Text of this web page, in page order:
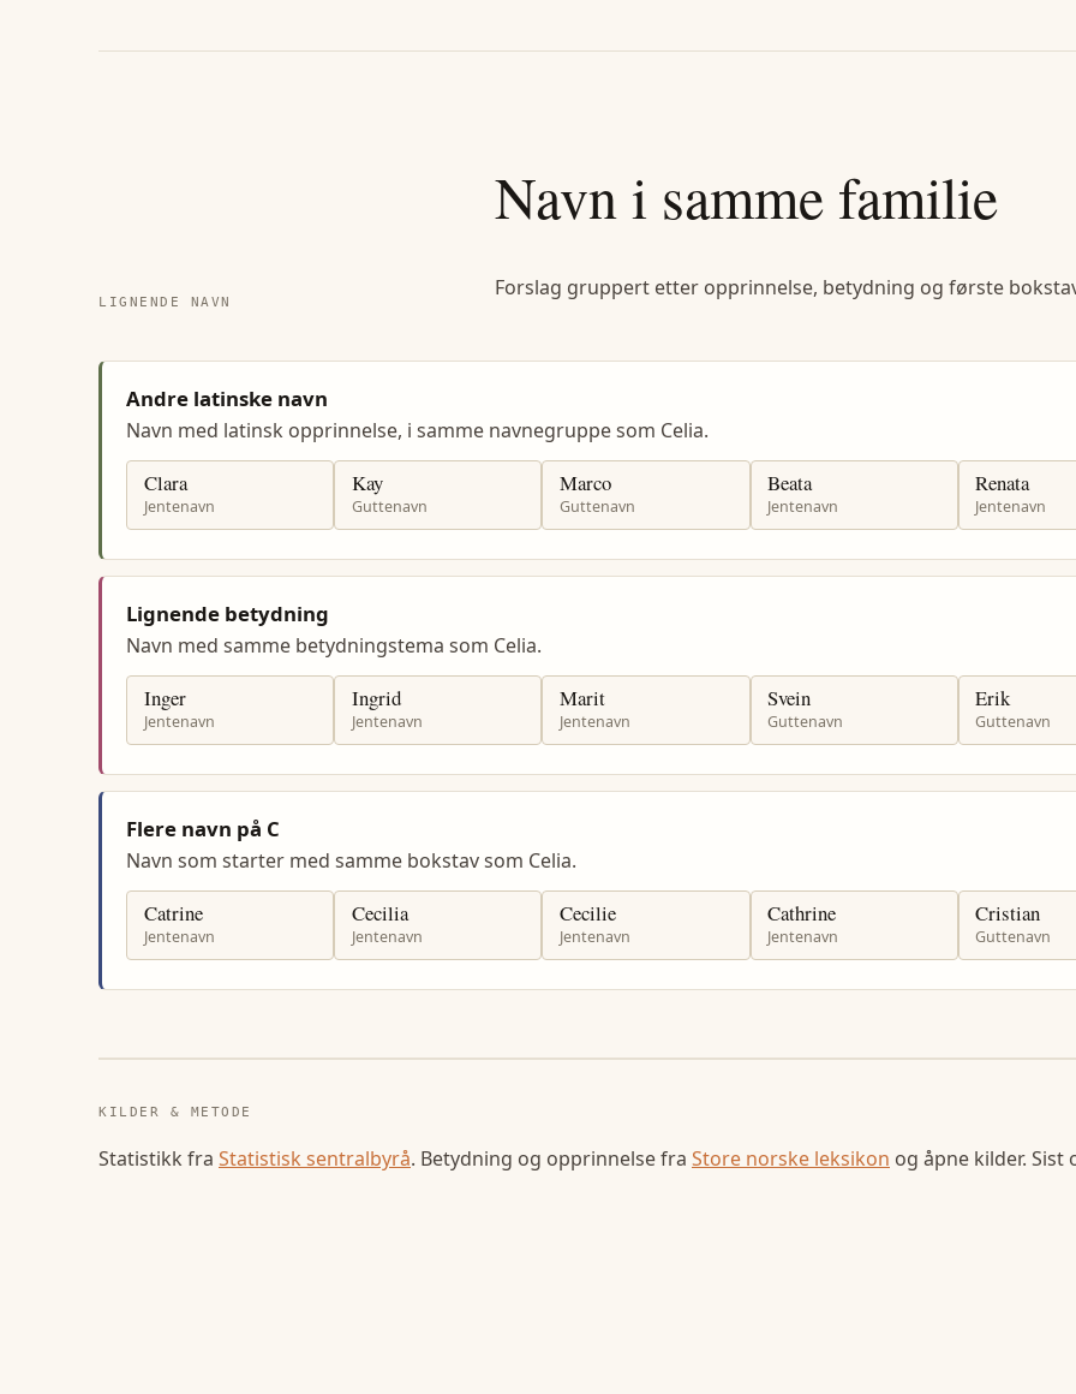
LIGNENDE NAVN
Navn i samme familie
Forslag gruppert etter opprinnelse, betydning og første
Andre latinske navn
Navn med latinsk opprinnelse, i samme navnegruppe som Celia.
Clara
Jentenavn
Kay
Guttenavn
Marco
Guttenavn
Beata
Jentenavn
Renata
Jentenavn
Lignende betydning
Navn med samme betydningstema som Celia.
Inger
Jentenavn
Ingrid
Jentenavn
Marit
Jentenavn
Svein
Guttenavn
Erik
Guttenavn
Flere navn på C
Navn som starter med samme bokstav som Celia.
Catrine
Jentenavn
Cecilia
Jentenavn
Cecilie
Jentenavn
Cathrine
Jentenavn
Cristian
Guttenavn
KILDER & METODE
Statistikk fra Statistisk sentralbyrå. Betydning og opprinnelse fra Store norske leksikon og åpne kilder.